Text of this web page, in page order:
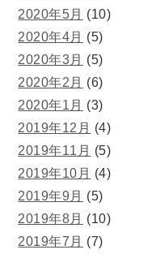
2020年5月 (10)
2020年4月 (5)
2020年3月 (5)
2020年2月 (6)
2020年1月 (3)
2019年12月 (4)
2019年11月 (5)
2019年10月 (4)
2019年9月 (5)
2019年8月 (10)
2019年7月 (7)